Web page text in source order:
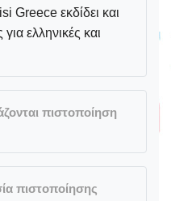
εκδίδει και
για ελληνικές και
πιστοποίηση
πιστοποίησης